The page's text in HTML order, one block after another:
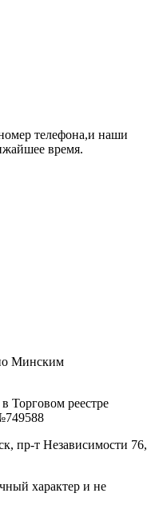
телефона,и наши
время.
Минским
Торговом реестре
пр-т Независимости 76,
характер и не